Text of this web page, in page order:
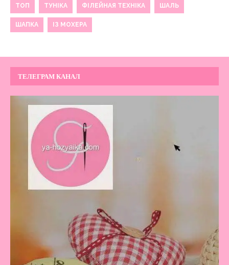
ТОП ТУНІКА ФІЛЕЙНАЯ ТЕХНІКА ШАЛЬ
ШАПКА ІЗ МОХЕРА
ТЕЛЕГРАМ КАНАЛ